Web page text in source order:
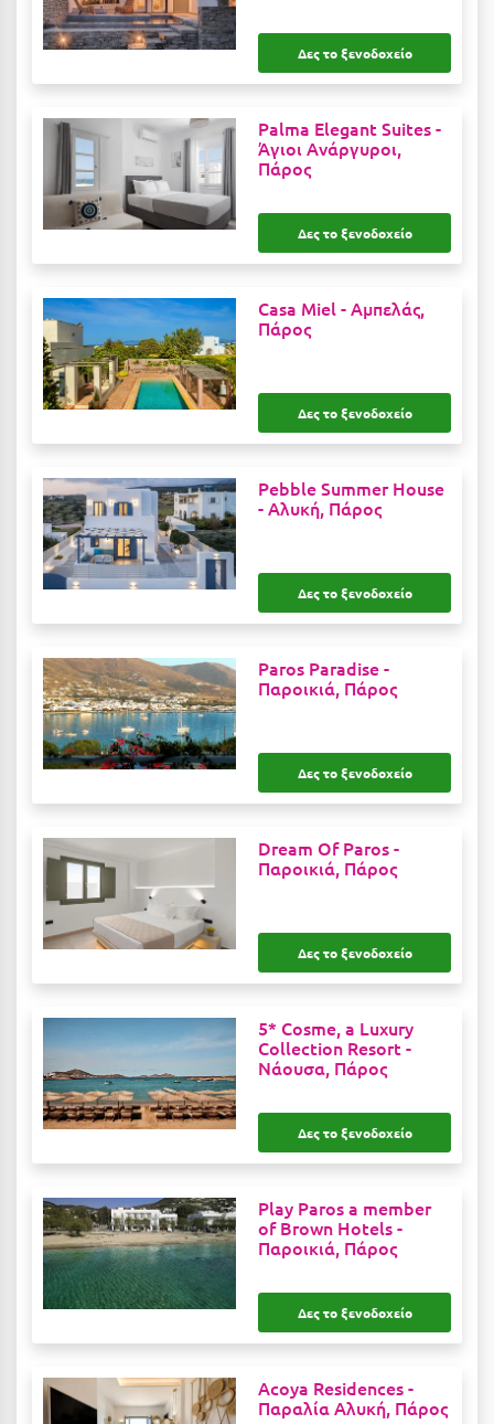
Κάρπαθος
Καρπενήσι
Κάρυστος
Κάσος
Κασσάνδρα
Κατερίνη
Κέα - Τζιά
Κερατέα
Κοζάνη
Κοκκώνι Κορινθίας
Κομοτηνή
Κόνιτσα
Κόρινθος
Κορώνη
Κουρούτα Ηλείας
Κουφονήσια
Κρήτη
Κρουαζιέρες
Κύθηρα
Κυπαρισσία
Κύπρος
Κως
Λαγκάδια
Λακόπετρα Αχαΐας
Λεπτοκαρυά
Δες το ξενοδοχείο
Palma Elegant Suites -
Άγιοι Ανάργυροι,
Πάρος
Δες το ξενοδοχείο
Casa Miel -Αμπελάς,
Πάρος
Δες το ξενοδοχείο
Pebble Summer House
-Αλυκή, Πάρος
Δες το ξενοδοχείο
Paros Paradise -
Παροικιά, Πάρος
Δες το ξενοδοχείο
Dream Of Paros -
Παροικιά, Πάρος
Δες το ξενοδοχείο
5* Cosme, a Luxury
Collection Resort -
Νάουσα, Πάρος
Δες το ξενοδοχείο
Play Paros a member
of Brown Hotels -
Παροικιά, Πάρος
Δες το ξενοδοχείο
Acoya Residences -
Παραλία Αλυκή, Πάρος